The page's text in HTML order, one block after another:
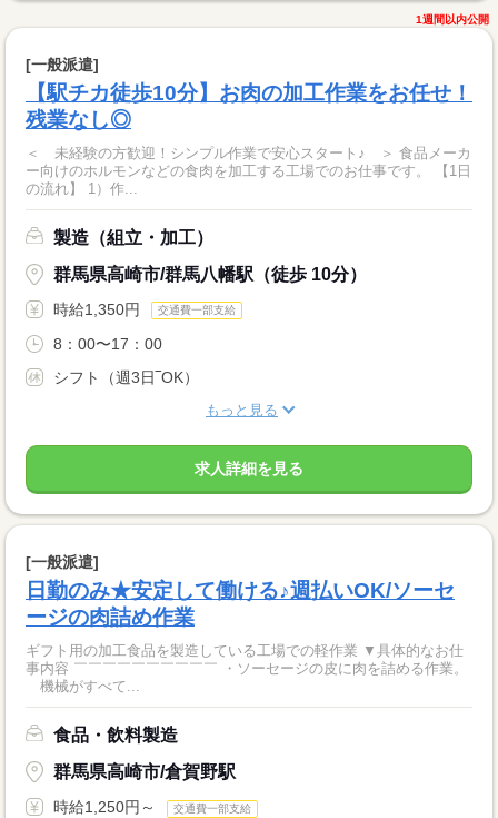
1週間以内公開
[一般派遣]
【駅チカ徒歩10分】お肉の加工作業をお任せ！
残業なし◎
＜ 未経験の方歓迎！シンプル作業で安心スタート♪ ＞ 食品メーカ
ー向けのホルモンなどの食肉を加工する工場でのお仕事です。 【1日
の流れ】 1）作...
製造（組立・加工）
群馬県高崎市/群馬八幡駅（徒歩 10分）
時給1,350円 交通費一部支給
8：00〜17：00
シフト（週3日‾OK）
もっと見る
求人詳細を見る
[一般派遣]
日勤のみ★安定して働ける♪週払いOK/ソーセ
ージの肉詰め作業
ギフト用の加工食品を製造している工場での軽作業 ▼具体的なお仕
事内容 ￣￣￣￣￣￣￣￣￣￣ ・ソーセージの皮に肉を詰める作業。
機械がすべて...
食品・飲料製造
群馬県高崎市/倉賀野駅
時給1,250円～ 交通費一部支給